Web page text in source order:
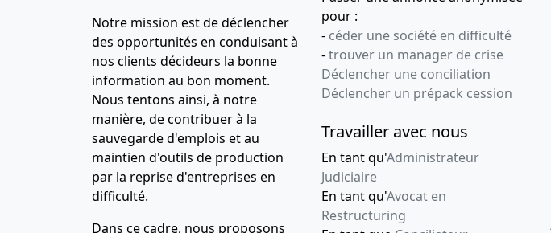
Notre mission est de déclencher
des opportunités en conduisant à
nos clients décideurs la bonne
information au bon moment.
Nous tentons ainsi, à notre
manière, de contribuer à la
sauvegarde d'emplois et au
maintien d'outils de production
par la reprise d'entreprises en
difficulté.
Dans ce cadre, nous proposons
pour :
- céder une société en difficulté
-trouver un manager de crise
Déclencher une conciliation
Déclencher un prépack cession
Travailler avec nous
En tant qu'Administrateur
Judiciaire
En tant qu'Avocat en
Restructuring